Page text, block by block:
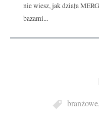
nie wiesz, jak działa
bazami...
branżowe,